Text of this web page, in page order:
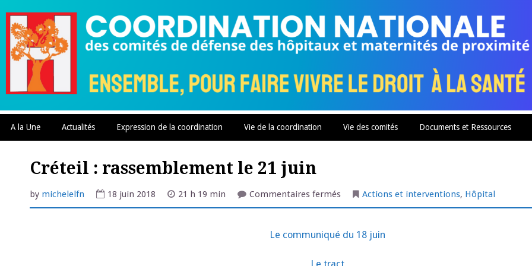
content
A la Une Actualités Expression de la coordination Vie de la coordination Vie des comités Documents et Ressources
Créteil : rassemblement le 21 juin
by michelelfn 18 juin 2018 21 h 19 min Commentaires ferméssur
:
21
Actions et interventions, Hôpital
Le communiqué du 18 juin